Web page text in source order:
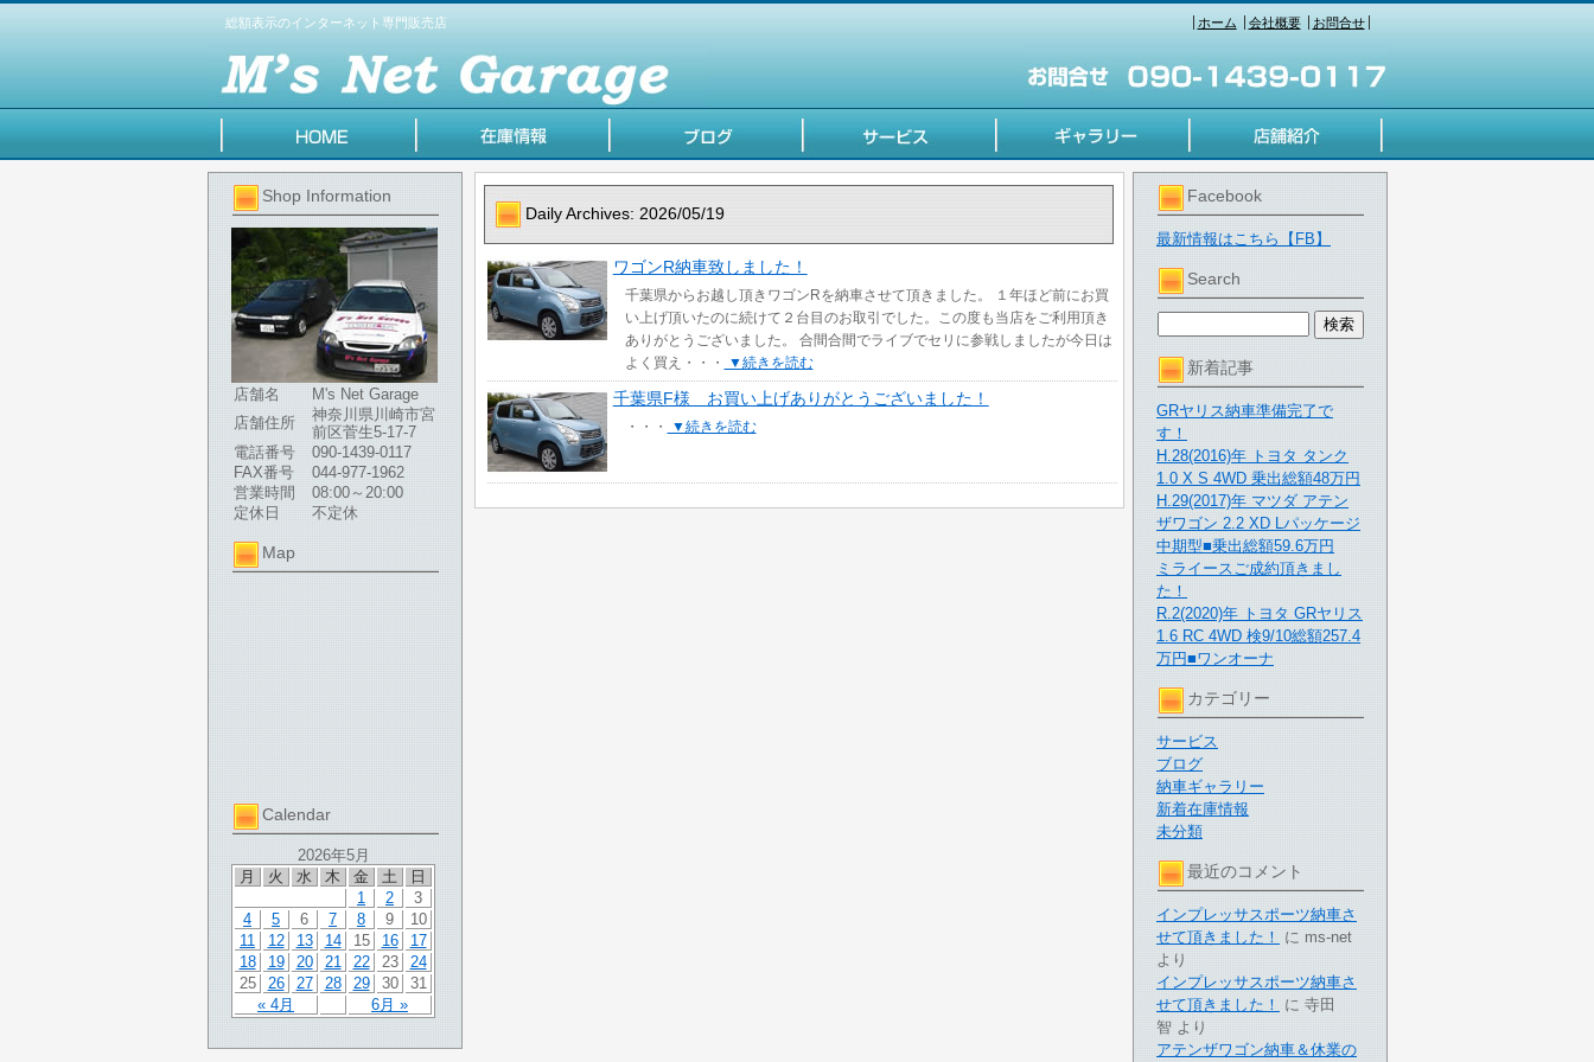
総額表示のインターネット専門販売店 ホーム 会社概要 お問合せ
Shop Information
店舗名
M's Net Garage
店舗住所
神奈川県川崎市宮
前区菅生5-17-7
電話番号
090-1439-0117
FAX番号
044-977-1962
営業時間
08:00～20:00
定休日
不定休
Map
Calendar
2026年5月
月
火 水 木 金 土 日
« 4月 6月 »
1 2
3
4
5 6 7 8 9
10
11
12 13 14 15 16
17
18
19 20 21 22 23
24
25
26 27 28 29 30 31
Facebook
最新情報はこちら【FB】
Search
新着記事
GRヤリス納車準備完了で
す！
H.28(2016)年 トヨタ タンク
1.0 X S 4WD 乗出総額48万円
H.29(2017)年 マツダ アテン
ザワゴン 2.2 XD Lパッケージ
中期型■乗出総額59.6万円
ミライースご成約頂きまし
た！
R.2(2020)年 トヨタ GRヤリス
1.6 RC 4WD 検9/10総額257.4
万円■ワンオーナ
カテゴリー
サービス
ブログ
納車ギャラリー
新着在庫情報
未分類
最近のコメント
インプレッサスポーツ納車さ
せて頂きました！
に ms-net
より
インプレッサスポーツ納車さ
せて頂きました！
に 寺田
智 より
アテンザワゴン納車＆休業の
Daily Archives: 2026/05/19
ワゴンR納車致しました！
千葉県からお越し頂きワゴンRを納車させて頂きました。 １年ほど前にお買
い上げ頂いたのに続けて２台目のお取引でした。この度も当店をご利用頂き
ありがとうございました。 合間合間でライブでセリに参戦しましたが今日は
よく買え・・・
▼続きを読む
千葉県F様 お買い上げありがとうございました！
・・・ ▼続きを読む